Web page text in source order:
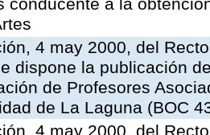
conducente a la
4 may 2000, del
dispone la publicación
de Profesores
de La Laguna (BOC